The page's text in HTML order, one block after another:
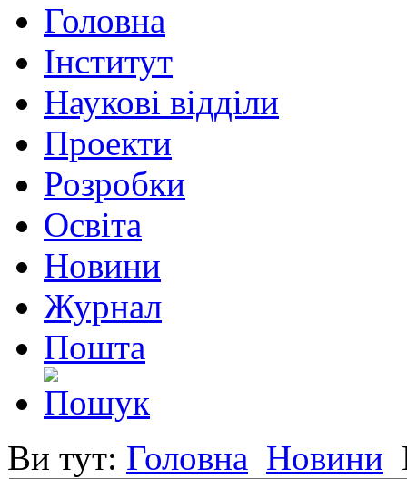
Головна
Інститут
Наукові відділи
Проекти
Розробки
Освіта
Новини
Журнал
Пошта
Ви тут: Головна Новини